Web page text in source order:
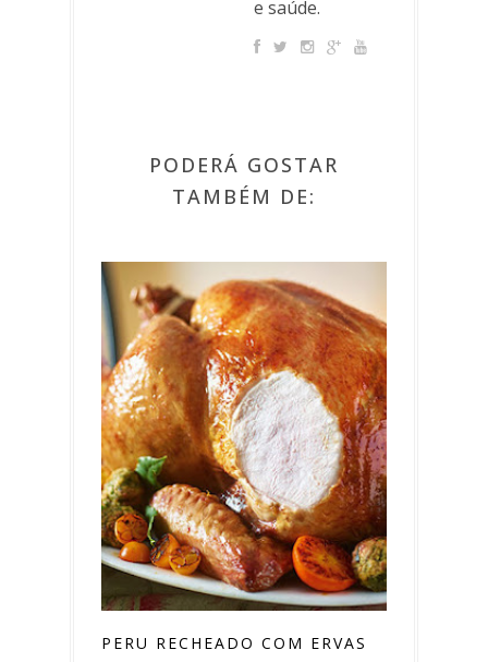
e saúde.
PODERÁ GOSTAR
TAMBÉM DE:
PERU RECHEADO COM ERVAS